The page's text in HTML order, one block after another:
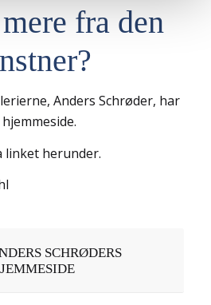
fra den
Anders Schrøder, har
linket herunder.
SCHRØDERS